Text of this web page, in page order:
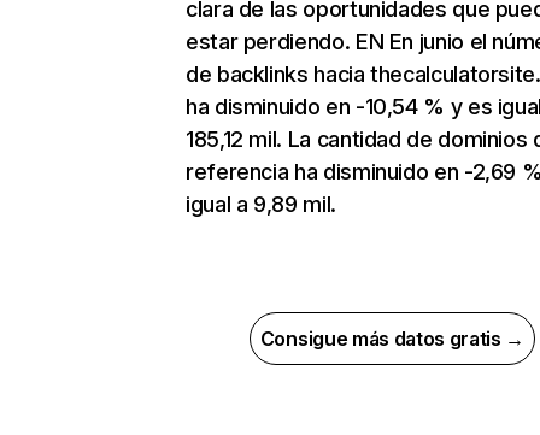
clara de las oportunidades que
estar perdiendo. EN En junio el
de backlinks hacia
ha disminuido en -10,54 % y es
185,12 mil. La cantidad de dominios
referencia ha disminuido en -2,69
igual a 9,89 mil.
Consigue más datos gratis →